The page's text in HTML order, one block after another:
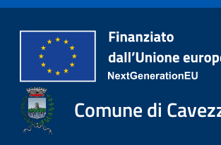
Comune di